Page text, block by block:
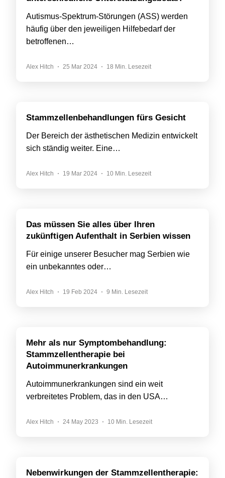
Autismus-Spektrum-Störungen (ASS) werden
häufig über den jeweiligen Hilfebedarf der
betroffenen…
Alex Hitch 25 Mar 2024 18 Min. Lesezeit
Stammzellenbehandlungen fürs Gesicht
Der Bereich der ästhetischen Medizin entwickelt
sich ständig weiter. Eine…
Alex Hitch 19 Mar 2024 10 Min. Lesezeit
Das müssen Sie alles über Ihren
zukünftigen Aufenthalt in Serbien wissen
Für einige unserer Besucher mag Serbien wie
ein unbekanntes oder…
Alex Hitch 19 Feb 2024 9 Min. Lesezeit
Mehr als nur Symptombehandlung:
Stammzellentherapie bei
Autoimmunerkrankungen
Autoimmunerkrankungen sind ein weit
verbreitetes Problem, das in den USA…
Alex Hitch 24 May 2023 10 Min. Lesezeit
Nebenwirkungen der Stammzellentherapie: